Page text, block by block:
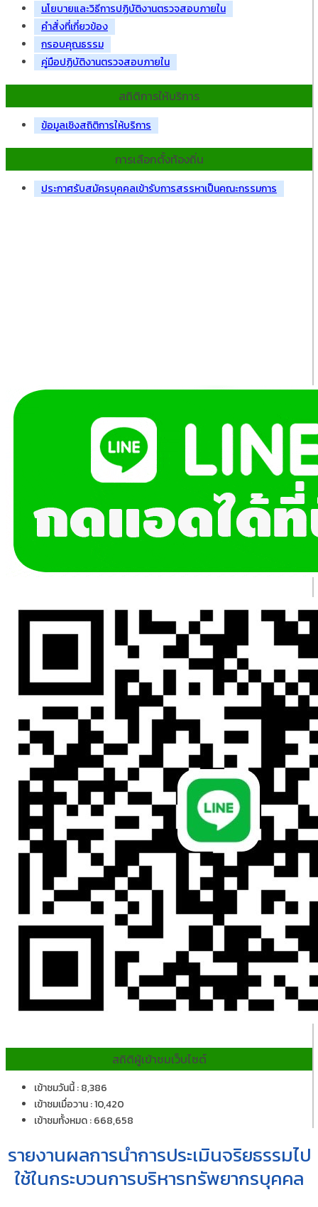
นโยบายและวิธีการปฏิบัติงานตรวจสอบภายใน
คำสั่งที่เกี่ยวข้อง
กรอบคุณธรรม
คู่มือปฏิบัติงานตรวจสอบภายใน
สถิติการให้บริการ
ข้อมูลเชิงสถิติการให้บริการ
การเลือกตั้งท้องถิ่น
ประกาศรับสมัครบุคคลเข้ารับการสรรหาเป็นคณะกรรมการ
สถิติผู้เข้าชมเว็บไซต์
เข้าชมวันนี้ : 8,386
เข้าชมเมื่อวาน : 10,420
เข้าชมทั้งหมด : 668,658
รายงานผลการนำการประเมินจริยธรรมไป
ใช้ในกระบวนการบริหารทรัพยากรบุคคล